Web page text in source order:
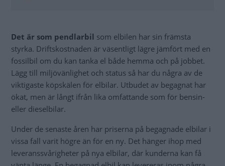
Det är som pendlarbil som elbilen har sin främsta
styrka. Driftskostnaden är väsentligt lägre jämfört med en
fossilbil om du kan tanka el både hemma och på jobbet.
Lägg till miljövänlighet och status så har du några av de
viktigaste köpskälen för elbilar. Utbudet av begagnat har
ökat, men är långt ifrån lika omfattande som för bensin-
eller dieselbilar.
Under de senaste åren har priserna på begagnade elbilar i
vissa fall varit högre än för en ny. Det hänger ihop med
leveranssvårigheter på nya elbilar, där kunderna kan få